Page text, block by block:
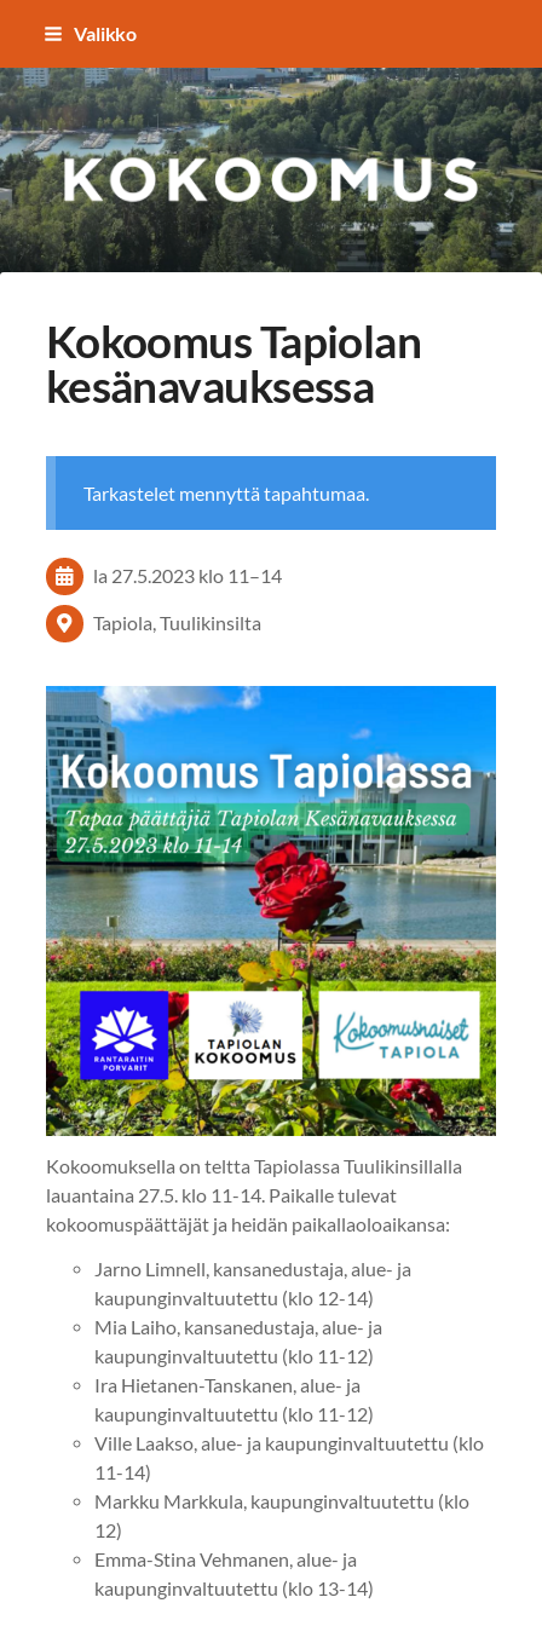
Siirry
sisältöön
Valikko
TAPIOLAN
Kokoomus Tapiolan
kesänavauksessa
Tarkastelet mennyttä tapahtumaa.
la 27.5.2023 klo 11–14
Tapiola, Tuulikinsilta
Kokoomuksella on teltta Tapiolassa Tuulikinsillalla
lauantaina 27.5. klo 11-14. Paikalle tulevat
kokoomuspäättäjät ja heidän paikallaoloaikansa:
Jarno Limnell, kansanedustaja, alue- ja
kaupunginvaltuutettu (klo 12-14)
Mia Laiho, kansanedustaja, alue- ja
kaupunginvaltuutettu (klo 11-12)
Ira Hietanen-Tanskanen, alue- ja
kaupunginvaltuutettu (klo 11-12)
Ville Laakso, alue- ja kaupunginvaltuutettu (klo
11-14)
Markku Markkula, kaupunginvaltuutettu (klo
12)
Emma-Stina Vehmanen, alue- ja
kaupunginvaltuutettu (klo 13-14)